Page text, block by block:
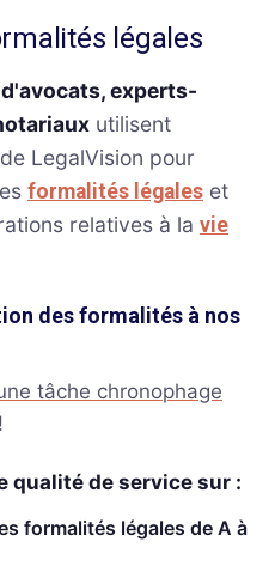
légales
experts-
utilisent
LegalVision pour
formalités légales et
relatives à la vie
des formalités à nos
tâche chronophage
!
qualité de service sur :
formalités légales de A à